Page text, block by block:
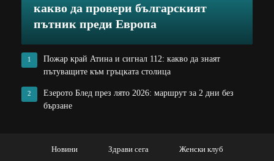
какво да провери българският
пътник преди Европа
1
Пожар край Атина и сигнал 112: какво да знаят
пътуващите към гръцката столица
2
Езерото Блед през лято 2026: маршрут за 2 дни без
бързане
Новини Здрави сега
Женски клуб